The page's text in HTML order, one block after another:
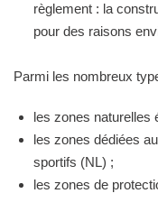
règlement : la
pour des raisons
Parmi les nombreux
les zones naturelles
les zones dédiées
sportifs (NL) ;
les zones de